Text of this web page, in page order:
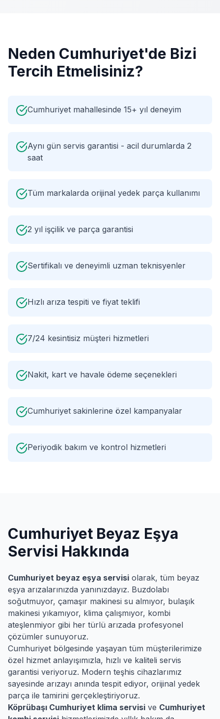
Neden Cumhuriyet'de Bizi
Tercih Etmelisiniz?
Cumhuriyet mahallesinde 15+ yıl deneyim
Aynı gün servis garantisi - acil durumlarda 2
saat
Tüm markalarda orijinal yedek parça kullanımı
2 yıl işçilik ve parça garantisi
Sertifikalı ve deneyimli uzman teknisyenler
Hızlı arıza tespiti ve fiyat teklifi
7/24 kesintisiz müşteri hizmetleri
Nakit, kart ve havale ödeme seçenekleri
Cumhuriyet sakinlerine özel kampanyalar
Periyodik bakım ve kontrol hizmetleri
Cumhuriyet Beyaz Eşya
Servisi Hakkında
Cumhuriyet beyaz eşya servisi olarak, tüm beyaz
eşya arızalarınızda yanınızdayız. Buzdolabı
soğutmuyor, çamaşır makinesi su almıyor, bulaşık
makinesi yıkamıyor, klima çalışmıyor, kombi
ateşlenmiyor gibi her türlü arızada profesyonel
çözümler sunuyoruz.
Cumhuriyet bölgesinde yaşayan tüm müşterilerimize
özel hizmet anlayışımızla, hızlı ve kaliteli servis
garantisi veriyoruz. Modern teşhis cihazlarımız
sayesinde arızayı anında tespit ediyor, orijinal yedek
parça ile tamirini gerçekleştiriyoruz.
Köprübaşı Cumhuriyet klima servisi ve Cumhuriyet